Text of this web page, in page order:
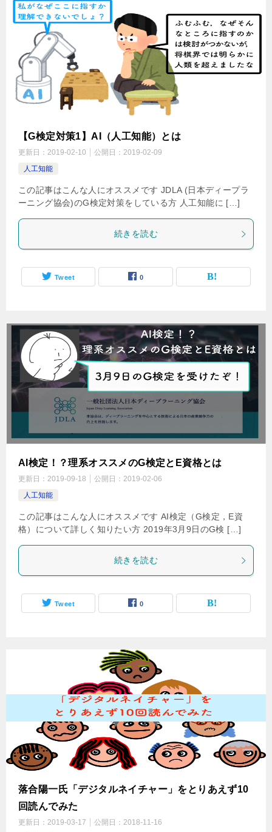
【G検定対策1】AI（人工知能）とは
更新日： 2019-02-10 公開日： 2019-02-09
人工知能
この記事はこんな人にオススメです JDLA (日本ディープラ
ーニング協会)のG検定対策をしている方 人工知能に […]
続きを読む
Tweet 0
AI検定！？理系オススメのG検定とE資格とは
更新日： 2019-09-18 公開日： 2019-02-06
人工知能
この記事はこんな人にオススメです AI検定（G検定，E資
格）について詳しく知りたい方 2019年3月9日のG検 […]
続きを読む
Tweet 0
落合陽一氏「デジタルネイチャー」をとりあえず10
回読んでみた
更新日： 2019-03-17 公開日： 2018-11-16